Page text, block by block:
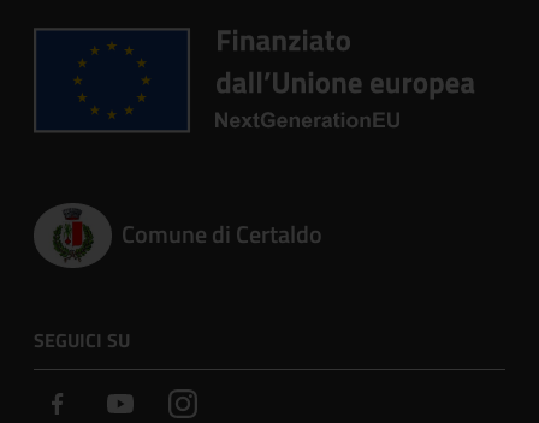
Comune di Certaldo
SEGUICI SU
Facebook YoutubeInstagram